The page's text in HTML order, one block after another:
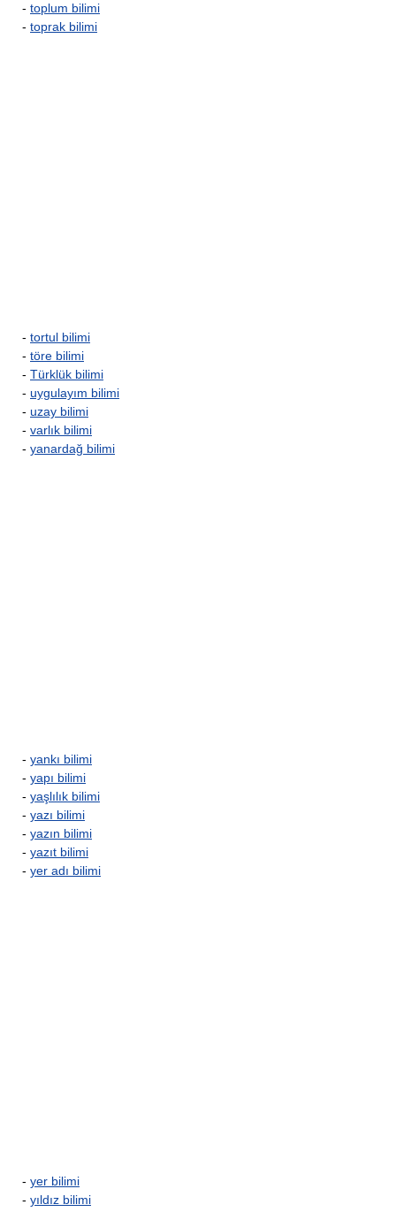
- toplum bilimi
- toprak bilimi
- tortul bilimi
- töre bilimi
- Türklük bilimi
- uygulayım bilimi
- uzay bilimi
- varlık bilimi
- yanardağ bilimi
- yankı bilimi
- yapı bilimi
- yaşlılık bilimi
- yazı bilimi
- yazın bilimi
- yazıt bilimi
- yer adı bilimi
- yer bilimi
- yıldız bilimi